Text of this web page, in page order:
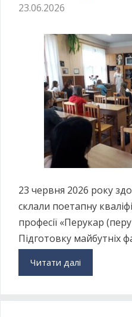
23.06.2026
23 червня 2026 року
склали поетапну
професії «Перукар
Підготовку майбутніх
Читати далі